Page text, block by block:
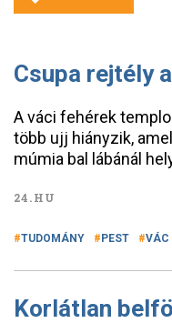
Csupa rejtély
A váci fehérek
több ujj hiányzik,
múmia bal lábánál
24.HU
TUDOMÁNY PEST VÁC
Korlátlan